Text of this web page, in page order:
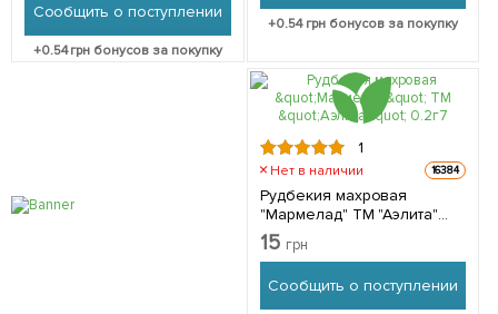
Сообщить о поступлении
+0.54грн бонусов за покупку
+0.54грн бонусов за покупку
1
Нет в наличии 16384
Рудбекия махровая
"Мармелад" ТМ "Аэлита"
0.2г
15 грн
Сообщить о поступлении